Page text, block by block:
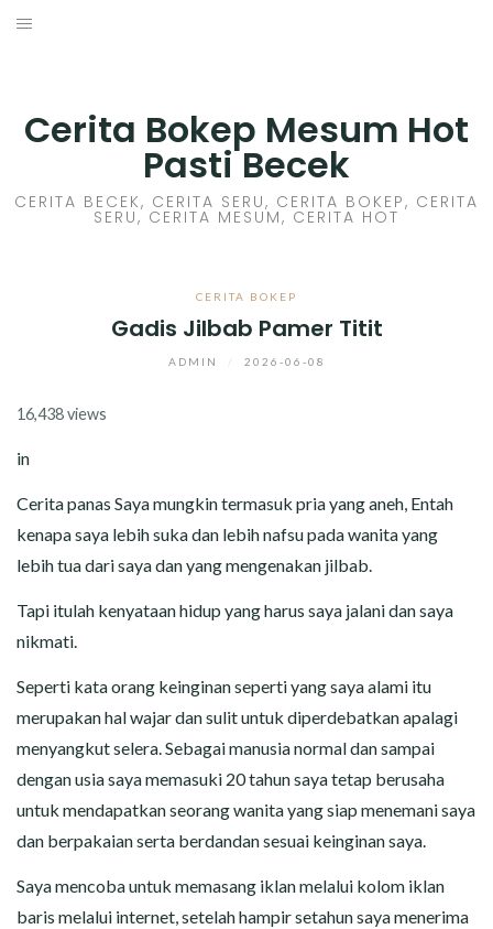
Skip
Cerita Bokep Mesum Hot
Pasti Becek
CERITA BECEK, CERITA SERU, CERITA BOKEP, CERITA
SERU, CERITA MESUM, CERITA HOT
CERITA BOKEP
Gadis Jilbab Pamer Titit
ADMIN 2026-06-08
16,438 views
in
Cerita panas Saya mungkin termasuk pria yang aneh, Entah
kenapa saya lebih suka dan lebih nafsu pada wanita yang
lebih tua dari saya dan yang mengenakan jilbab.
Tapi itulah kenyataan hidup yang harus saya jalani dan saya
nikmati.
Seperti kata orang keinginan seperti yang saya alami itu
merupakan hal wajar dan sulit untuk diperdebatkan apalagi
menyangkut selera. Sebagai manusia normal dan sampai
dengan usia saya memasuki 20 tahun saya tetap berusaha
untuk mendapatkan seorang wanita yang siap menemani saya
dan berpakaian serta berdandan sesuai keinginan saya.
Saya mencoba untuk memasang iklan melalui kolom iklan
baris melalui internet, setelah hampir setahun saya menerima
CERITA SEX HOT
CERITA SKANDAL
CERITA MALAM
CERITA SEMPROT
CERITA ANAK TIRI
CERITA HOT MAMA
CERITA TANTE SEXY
CERITA ISTRI SELINGKUH